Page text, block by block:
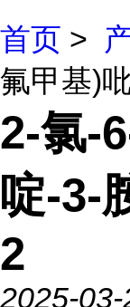
首页 >
氟甲基)
2-氯-
啶-3-
2
2025-03-